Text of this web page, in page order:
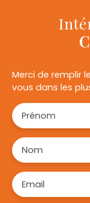
Merci de remplir
vous dans les
Prénom
Nom
Email